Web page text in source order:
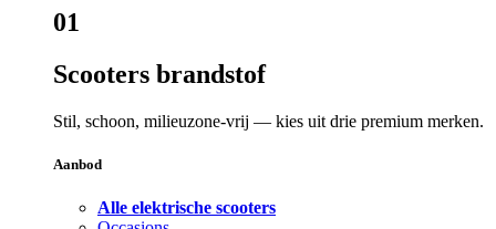
01
Scooters brandstof
Stil, schoon, milieuzone-vrij — kies uit drie premium merken.
Aanbod
Alle elektrische scooters